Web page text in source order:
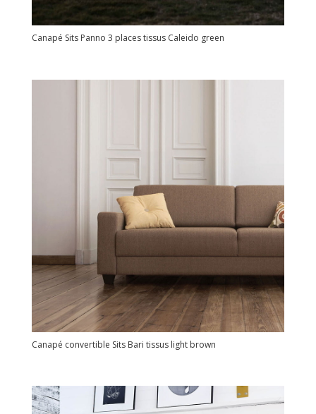
Canapé Sits Panno 3 places tissus Caleido green
Canapé convertible Sits Bari tissus light brown